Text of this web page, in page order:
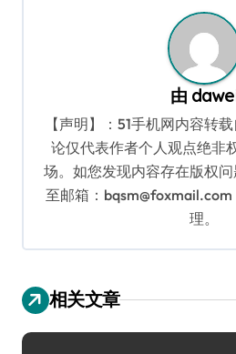
由
【声明】：51手机网内容转
论仅代表作者个人观点绝非
场。如您发现内容存在版权
至邮箱：
理。
相关文章